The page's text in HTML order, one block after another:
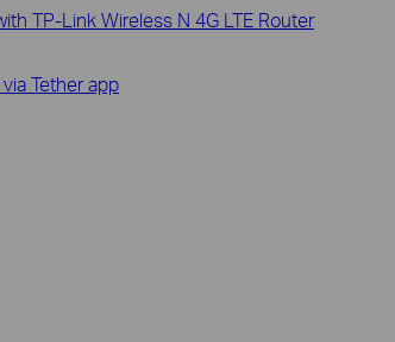
TP-Link Wireless N 4G LTE Router
Tether app